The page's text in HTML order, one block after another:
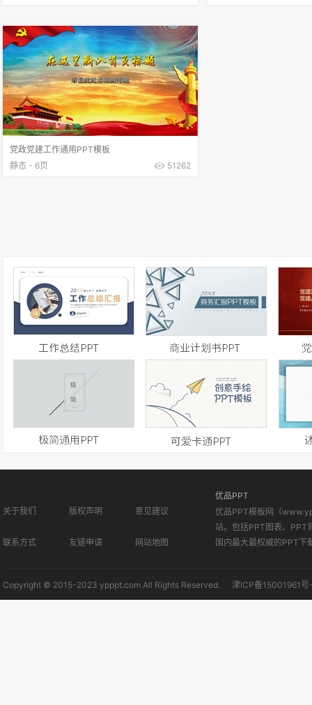
党政党建工作通用PPT模板
静态 - 6页
51262
关于我们 版权声明 意见建议
联系方式 友链申请 网站地图
优品PPT
优品PPT模板网（
站。包括PPT图表、PPT
国内最大最权威的PPT下
Copyright © 2015-2023 ypppt.com All Rights Reserved. 津ICP备15001961号